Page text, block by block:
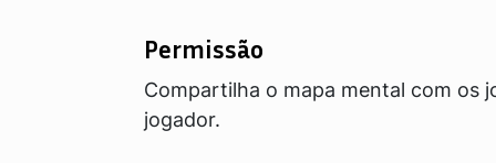
Permissão
Compartilha o mapa mental com os
jogador.